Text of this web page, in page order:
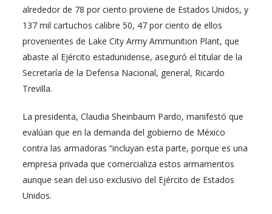
alrededor de 78 por ciento proviene de Estados Unidos, y
137 mil cartuchos calibre 50, 47 por ciento de ellos
provenientes de Lake City Army Ammunition Plant, que
abaste al Ejército estadunidense, aseguró el titular de la
Secretaría de la Defensa Nacional, general, Ricardo
Trevilla.
La presidenta, Claudia Sheinbaum Pardo, manifestó que
evalúan que en la demanda del gobierno de México
contra las armadoras “incluyan esta parte, porque es una
empresa privada que comercializa estos armamentos
aunque sean del uso exclusivo del Ejército de Estados
Unidos.